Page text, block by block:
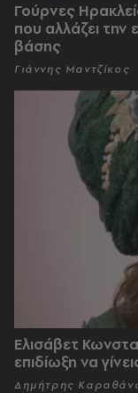
Γούρνες
που αλλάζει την
βάσης
Γιάννης Μαντζίκος
Ελισάβετ
επιδίωξη να
Δημήτρης